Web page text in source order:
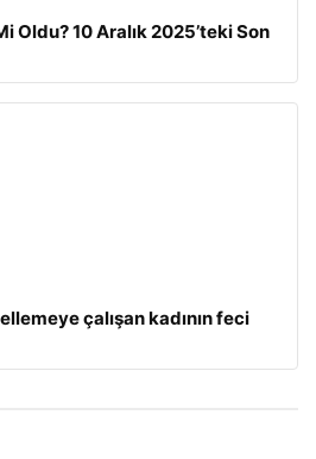
Oldu? 10 Aralık 2025’teki Son
çalışan kadının feci